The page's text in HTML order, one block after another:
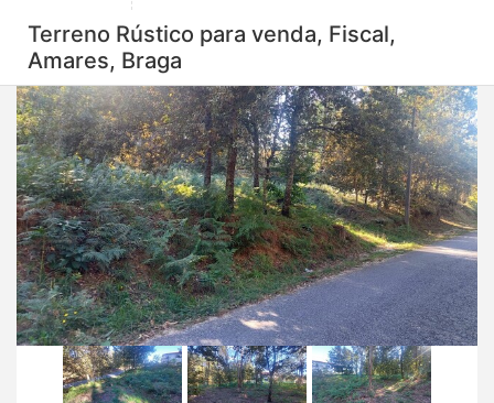
Terreno Rústico para venda, Fiscal,
Amares, Braga